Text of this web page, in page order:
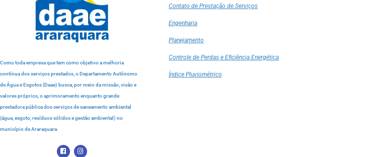
Como toda empresa que tem como objetivo a melhoria
contínua dos serviços prestados, o Departamento Autônomo
de Água e Esgotos (Daae) busca, por meio da missão, visão e
valores próprios, o aprimoramento enquanto grande
prestadora pública dos serviços de saneamento ambiental
(água, esgoto, resíduos sólidos e gestão ambiental) no
município de Araraquara.
Contato de Prestação de Serviços
Engenharia
Planejamento
Controle de Perdas e Eficiência Energética
Índice Pluviométrico